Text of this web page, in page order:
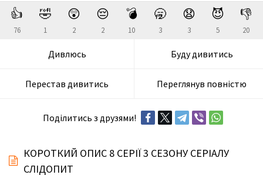
👍
76
🤣
1
😲
2
😔
2
💣
10
🥱
3
😧
3
😈
5
👎
20
Дивлюсь Буду дивитись
Перестав дивитись Переглянув повністю
Поділитись з друзями!
КОРОТКИЙ ОПИС 8 СЕРІЇ 3 СЕЗОНУ СЕРІАЛУ
СЛІДОПИТ